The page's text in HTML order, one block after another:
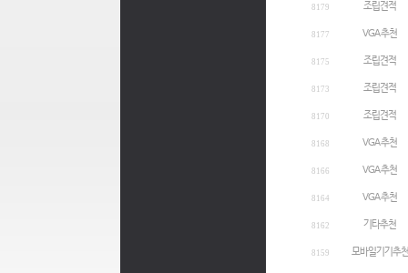
8179 조립견적
8177 VGA 추천
8175 조립견적
8173 조립견적
8170 조립견적
8168 VGA 추천
8166 VGA 추천
8164 VGA 추천
8162 기타추천
8159 모바일기기추천